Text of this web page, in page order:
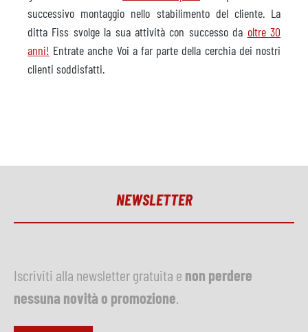
successivo montaggio nello stabilimento del cliente. La
ditta Fiss svolge la sua attività con successo da oltre 30
anni! Entrate anche Voi a far parte della cerchia dei nostri
clienti soddisfatti.
NEWSLETTER
Iscriviti alla newsletter gratuita e non perdere
nessuna novità o promozione